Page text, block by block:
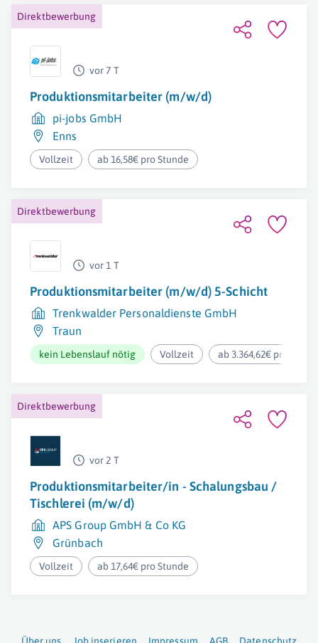
Direktbewerbung
vor 7 T
Produktionsmitarbeiter (m/w/d)
pi-jobs GmbH
Enns
Vollzeit ab 16,58€ pro Stunde
Direktbewerbung
vor 1 T
Produktionsmitarbeiter (m/w/d) 5-Schicht
Trenkwalder Personaldienste GmbH
Traun
kein Lebenslauf nötig Vollzeit ab 3.364,62€ pro
Direktbewerbung
vor 2 T
Produktionsmitarbeiter/in - Schalungsbau /
Tischlerei (m/w/d)
APS Group GmbH & Co KG
Grünbach
Vollzeit ab 17,64€ pro Stunde